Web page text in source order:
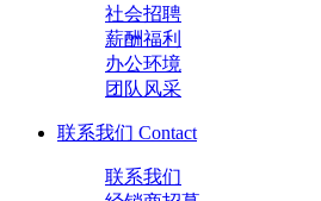
社会招聘
薪酬福利
办公环境
团队风采
联系我们 Contact
联系我们